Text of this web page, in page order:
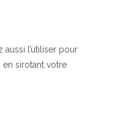
l’utiliser pour
en sirotant votre